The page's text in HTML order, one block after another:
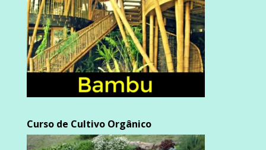
Curso de Cultivo Orgânico